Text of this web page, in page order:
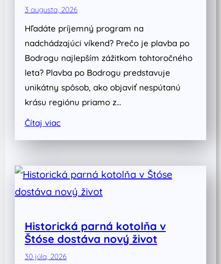
3 augusta, 2026
Hľadáte príjemný program na
nadchádzajúci víkend? Prečo je plavba po
Bodrogu najlepším zážitkom tohtoročného
leta? Plavba po Bodrogu predstavuje
unikátny spôsob, ako objaviť nespútanú
krásu regiónu priamo z…
Čítaj viac
Historická parná kotolňa v
Štóse dostáva nový život
30 júla, 2026